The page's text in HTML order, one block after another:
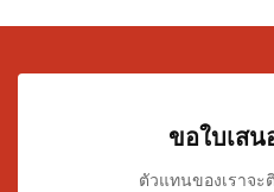
ขอใบเสน
ตัวแทนของเราจ